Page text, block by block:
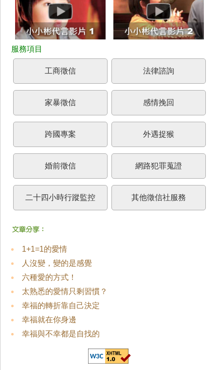
工商徵信 法律諮詢
家暴徵信 感情挽回
跨國專案 外遇捉猴
婚前徵信 網路犯罪蒐證
二十四小時行蹤監控 其他徵信社服務
1+1=1的愛情
人沒變，變的是感覺
六種愛的方式！
太熟悉的愛情只剩習慣？
幸福的轉折靠自己決定
幸福就在你身邊
幸福與不幸都是自找的